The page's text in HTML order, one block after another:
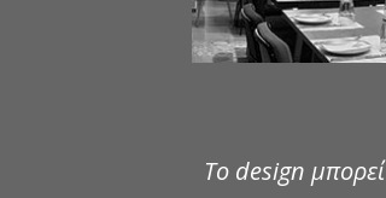
Το design μπορεί